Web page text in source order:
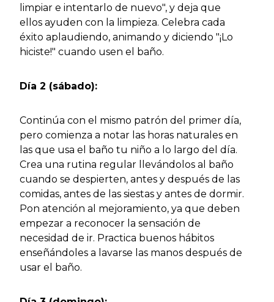
limpiar e intentarlo de nuevo", y deja que
ellos ayuden con la limpieza. Celebra cada
éxito aplaudiendo, animando y diciendo "¡Lo
hiciste!" cuando usen el baño.
Día 2 (sábado):
Continúa con el mismo patrón del primer día,
pero comienza a notar las horas naturales en
las que usa el baño tu niño a lo largo del día.
Crea una rutina regular llevándolos al baño
cuando se despierten, antes y después de las
comidas, antes de las siestas y antes de dormir.
Pon atención al mejoramiento, ya que deben
empezar a reconocer la sensación de
necesidad de ir. Practica buenos hábitos
enseñándoles a lavarse las manos después de
usar el baño.